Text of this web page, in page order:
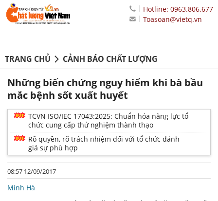
Hotline: 0963.806.677
Toasoan@vietq.vn
TRANG CHỦ CẢNH BÁO CHẤT LƯỢNG
Những biến chứng nguy hiểm khi bà bầu
mắc bệnh sốt xuất huyết
TCVN ISO/IEC 17043:2025: Chuẩn hóa năng lực tổ
chức cung cấp thử nghiệm thành thạo
Rõ quyền, rõ trách nhiệm đối với tổ chức đánh
giá sự phù hợp
08:57 12/09/2017
Minh Hà